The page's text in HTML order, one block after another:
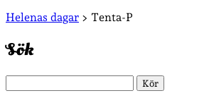
Sidopanel
Helenas dagar > Tenta-P
Sök